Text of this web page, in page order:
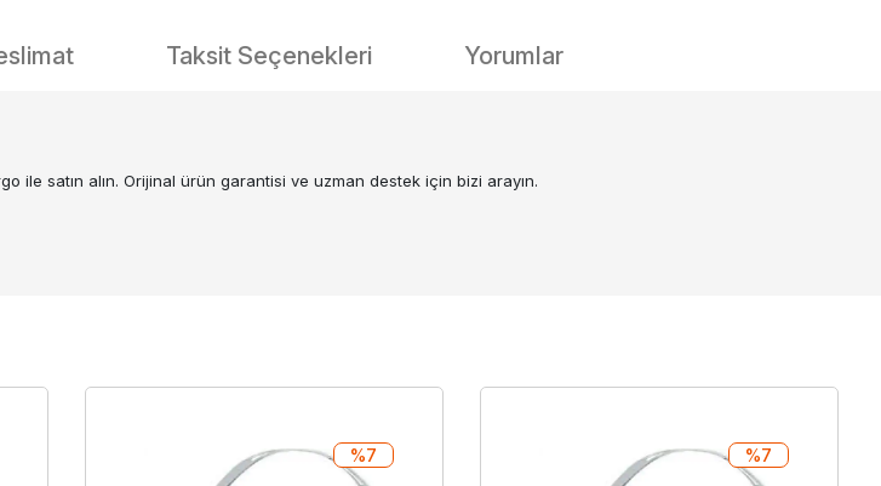
Taksit Seçenekleri Yorumlar
ile satın alın. Orijinal ürün garantisi ve uzman destek için bizi arayın.
%7 %7